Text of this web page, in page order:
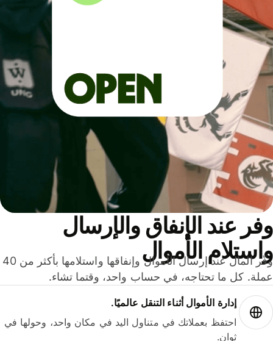
عند الإنفاق والإرسال
الأموال
وفّر المال عند إرسال الأموال وإنفاقها واستلامها بأكثر من 40
كل ما تحتاجه، في حساب واحد، وقتما تشاء.
إدارة الأموال أثناء التنقل عالميًا.
احتفظ بعملاتك في متناول اليد في مكان واحد، وحولها في
ثوانٍ.